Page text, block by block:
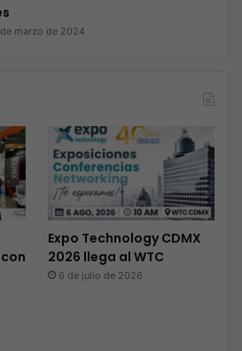
marzo de 2024
Expo Technology CDMX
2026 llega al WTC
6 de julio de 2026